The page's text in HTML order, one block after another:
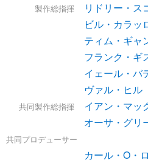
製作総指揮
リドリー・ス
ビル・カラッ
ティム・ギャ
フランク・ギ
イェール・バ
ヴァル・ヒル
共同製作総指揮
イアン・マッ
オーサ・グリ
共同プロデューサー
カール・O・